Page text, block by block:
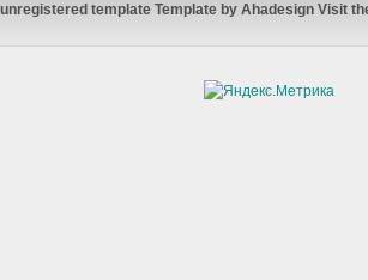
unregistered template Template by Ahadesign Visit